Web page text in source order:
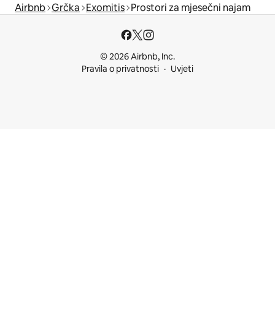
Airbnb Grčka Exomitis Prostori za mjesečni najam
© 2026 Airbnb, Inc.
Pravila o privatnosti
Uvjeti